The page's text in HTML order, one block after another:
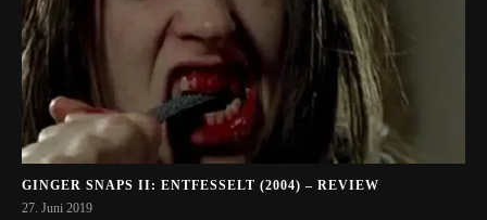
GINGER SNAPS II: ENTFESSELT (2004) – REVIEW
27. Juni 2019